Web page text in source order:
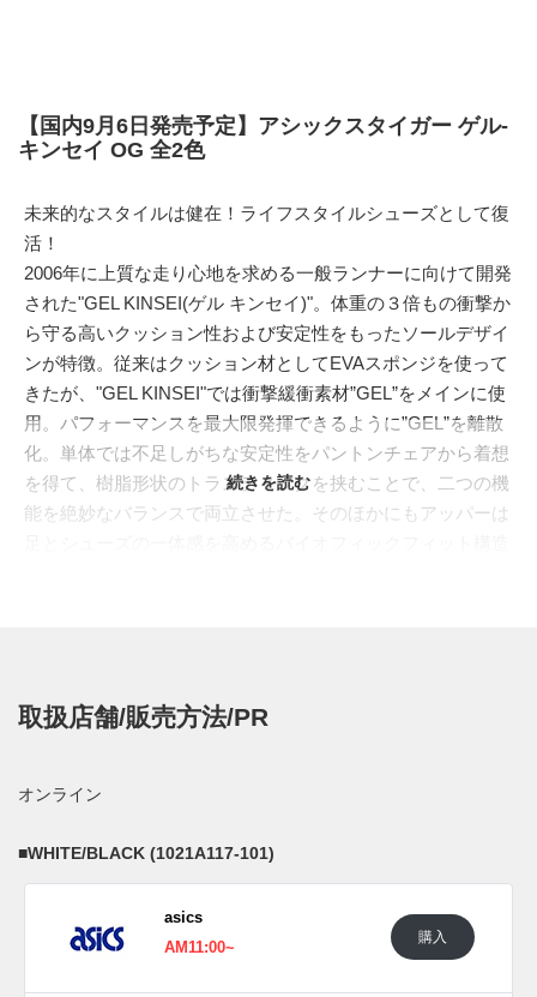
【国内9月6日発売予定】アシックスタイガー ゲル-
キンセイ OG 全2色
未来的なスタイルは健在！ライフスタイルシューズとして復
活！
2006年に上質な走り心地を求める一般ランナーに向けて開発
された"GEL KINSEI(ゲル キンセイ)"。体重の３倍もの衝撃か
ら守る高いクッション性および安定性をもったソールデザイ
ンが特徴。従来はクッション材としてEVAスポンジを使って
きたが、"GEL KINSEI"では衝撃緩衝素材”GEL”をメインに使
用。パフォーマンスを最大限発揮できるように”GEL”を離散
化。単体では不足しがちな安定性をパントンチェアから着想
を得て、樹脂形状のトラスティックを挟むことで、二つの機
能を絶妙なバランスで両立させた。そのほかにもアッパーは
定。価格は20,520円(税込)。 新たな情報がわかり次第スニー
■GLACIER GRAY/BLACK
続きを読む
取扱店舗/販売方法/PR
オンライン
■WHITE/BLACK (1021A117-101)
asics
AM11:00~
購入